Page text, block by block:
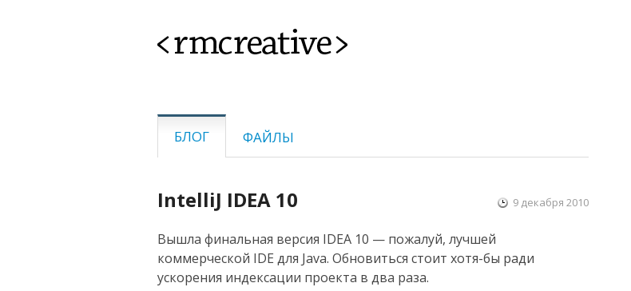
<rmcreative>
БЛОГ ФАЙЛЫ
IntelliJ IDEA 10 9 декабря 2010
Вышла финальная версия IDEA 10 — пожалуй, лучшей
коммерческой IDE для Java. Обновиться стоит хотя-бы ради
ускорения индексации проекта в два раза.